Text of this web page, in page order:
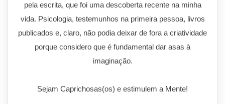
pela escrita, que foi uma descoberta recente na minha
vida. Psicologia, testemunhos na primeira pessoa, livros
publicados e, claro, não podia deixar de fora a criatividade
porque considero que é fundamental dar asas à
imaginação.
Sejam Caprichosas(os) e estimulem a Mente!